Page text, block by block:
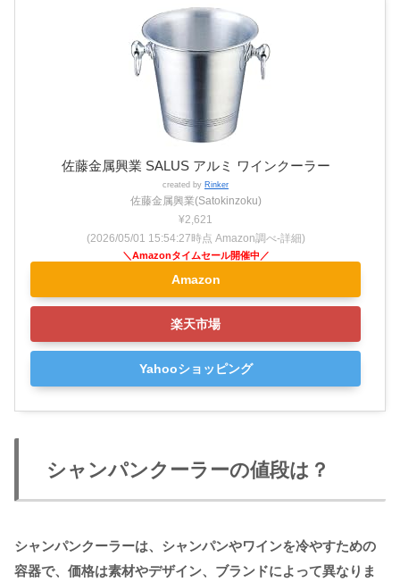
佐藤金属興業 SALUS アルミ ワインクーラー
created by Rinker
佐藤金属興業(Satokinzoku)
¥2,621
(2026/05/01 15:54:27時点 Amazon調べ-詳細)
Amazon
楽天市場
Yahooショッピング
シャンパンクーラーの値段は？
シャンパンクーラーは、シャンパンやワインを冷やすための
容器で、価格は素材やデザイン、ブランドによって異なりま